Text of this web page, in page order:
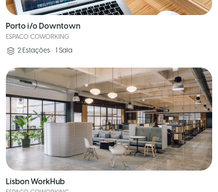
Porto i/o Downtown
ESPACO COWORKING
2 Estações • 1 Sala
Lisbon WorkHub